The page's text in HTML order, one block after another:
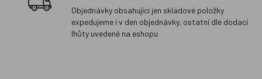
Objednávky obsahující jen skladové položky
expedujeme i v den objednávky, ostatní dle dodací
lhůty uvedené na eshopu